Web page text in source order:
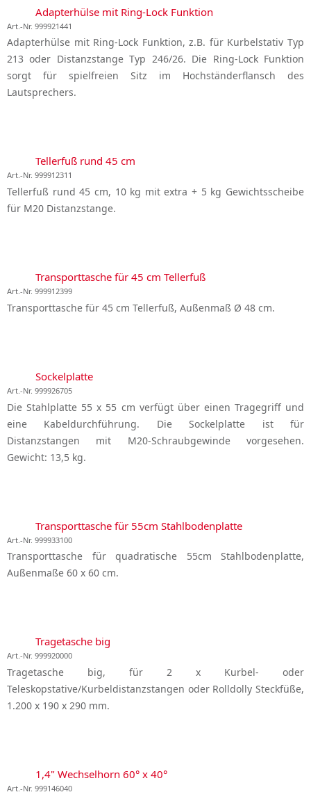
Adapterhülse mit Ring-Lock Funktion
Art.-Nr. 999921441
Adapterhülse mit Ring-Lock Funktion, z.B. für Kurbelstativ Typ
213 oder Distanzstange Typ 246/26. Die Ring-Lock Funktion
sorgt für spielfreien Sitz im Hochständerflansch des
Lautsprechers.
Tellerfuß rund 45 cm
Art.-Nr. 999912311
Tellerfuß rund 45 cm, 10 kg mit extra + 5 kg Gewichtsscheibe
für M20 Distanzstange.
Transporttasche für 45 cm Tellerfuß
Art.-Nr. 999912399
Transporttasche für 45 cm Tellerfuß, Außenmaß Ø 48 cm.
Sockelplatte
Art.-Nr. 999926705
Die Stahlplatte 55 x 55 cm verfügt über einen Tragegriff und
eine Kabeldurchführung. Die Sockelplatte ist für
Distanzstangen mit M20-Schraubgewinde vorgesehen.
Gewicht: 13,5 kg.
Transporttasche für 55cm Stahlbodenplatte
Art.-Nr. 999933100
Transporttasche für quadratische 55cm Stahlbodenplatte,
Außenmaße 60 x 60 cm.
Tragetasche big
Art.-Nr. 999920000
Tragetasche big, für 2 x Kurbel- oder
Teleskopstative/Kurbeldistanzstangen oder Rolldolly Steckfüße,
1.200 x 190 x 290 mm.
1,4" Wechselhorn 60° x 40°
Art.-Nr. 999146040